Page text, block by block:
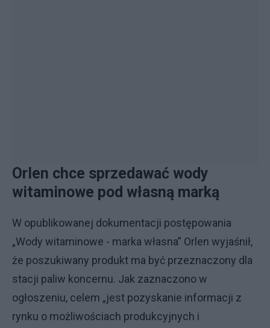
Orlen chce sprzedawać wody
witaminowe pod własną marką
W opublikowanej dokumentacji postępowania
„Wody witaminowe - marka własna” Orlen wyjaśnił,
że poszukiwany produkt ma być przeznaczony dla
stacji paliw koncernu. Jak zaznaczono w
ogłoszeniu, celem „jest pozyskanie informacji z
rynku o możliwościach produkcyjnych i